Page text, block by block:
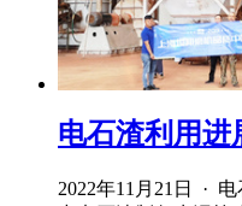
电石渣利用进
2022年11月21日 ·